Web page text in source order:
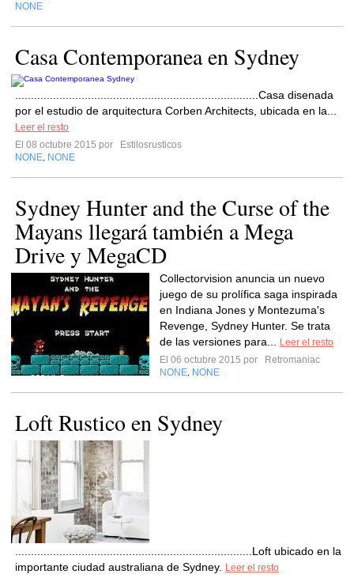
NONE
Casa Contemporanea en Sydney
.............................................................................Casa disenada
por el estudio de arquitectura Corben Architects, ubicada en la...
Leer el resto
El 08 octubre 2015 por
Estilosrusticos
NONE NONE
Sydney Hunter and the Curse of the
Mayans llegará también a Mega
Drive y MegaCD
Collectorvision anuncia un nuevo
juego de su prolífica saga inspirada
en Indiana Jones y Montezuma's
Revenge, Sydney Hunter. Se trata
de las versiones para...
Leer el resto
El 06 octubre 2015 por
Retromaniac
NONE NONE
Loft Rustico en Sydney
...........................................................................Loft ubicado en la
importante ciudad australiana de Sydney.
Leer el resto